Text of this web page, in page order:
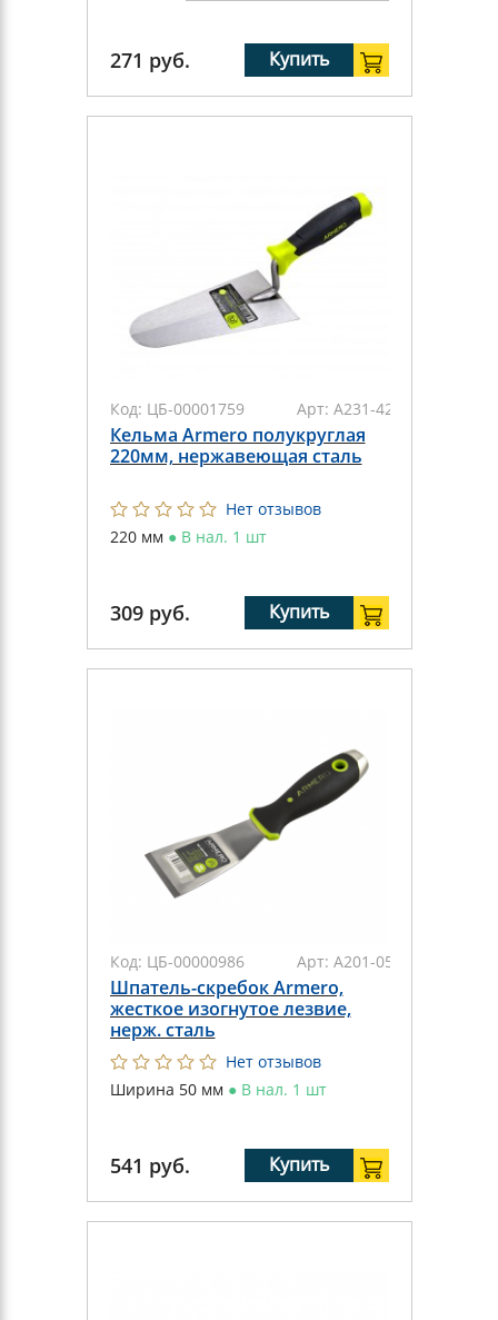
271 руб. Купить
Код: ЦБ-00001759 Арт: А231-421
Кельма Armero полукруглая
220мм, нержавеющая сталь
Нет отзывов
220 мм ● В нал. 1 шт
309 руб. Купить
Код: ЦБ-00000986 Арт: A201-050
Шпатель-скребок Armero,
жесткое изогнутое лезвие,
нерж. сталь
Нет отзывов
Ширина 50 мм ● В нал. 1 шт
541 руб. Купить